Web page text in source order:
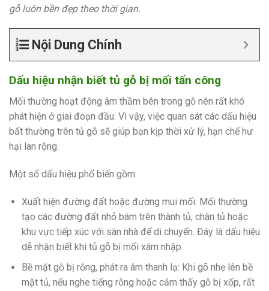
gỗ luôn bền đẹp theo thời gian.
Nội Dung Chính
Dấu hiệu nhận biết tủ gỗ bị mối tấn công
Mối thường hoạt động âm thầm bên trong gỗ nên rất khó
phát hiện ở giai đoạn đầu. Vì vậy, việc quan sát các dấu hiệu
bất thường trên tủ gỗ sẽ giúp bạn kịp thời xử lý, hạn chế hư
hại lan rộng.
Một số dấu hiệu phổ biến gồm:
Xuất hiện đường đất hoặc đường mui mối: Mối thường
tạo các đường đất nhỏ bám trên thành tủ, chân tủ hoặc
khu vực tiếp xúc với sàn nhà để di chuyển. Đây là dấu hiệu
dễ nhận biết khi tủ gỗ bị mối xâm nhập.
Bề mặt gỗ bị rỗng, phát ra âm thanh lạ: Khi gõ nhẹ lên bề
mặt tủ, nếu nghe tiếng rỗng hoặc cảm thấy gỗ bị xốp, rất